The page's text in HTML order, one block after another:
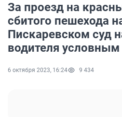
За проезд на
сбитого пешехода
Пискаревском суд
водителя
6 октября 2023, 16:24 9 434